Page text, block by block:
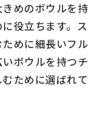
めのボウルを持
役立ちます。ス
めに細長いフル
ボウルを持つチ
ために選ばれて